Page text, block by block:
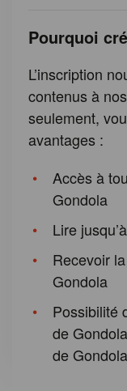
Pourquoi
L’inscription
contenus à
seulement,
avantages :
Accès à
Gondola
Lire
Recevoir
Gondola
Possibilité
de
de